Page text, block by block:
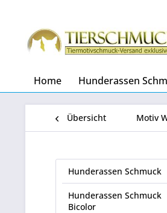
Home Hunderassen
Übersicht Motiv
Hunderassen Schmuck
Hunderassen Schmuck
Bicolor